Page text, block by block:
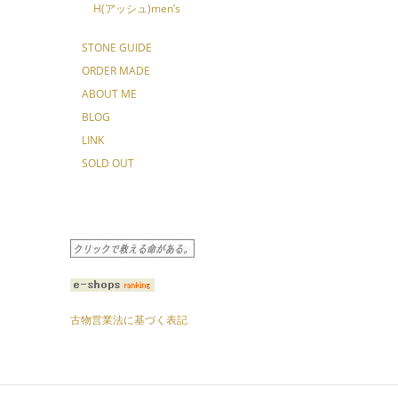
H(アッシュ)men’s
STONE GUIDE
ORDER MADE
ABOUT ME
BLOG
LINK
SOLD OUT
古物営業法に基づく表記